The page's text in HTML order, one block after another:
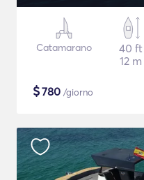
Catamarano
40 ft
12 m
$780 /giorno